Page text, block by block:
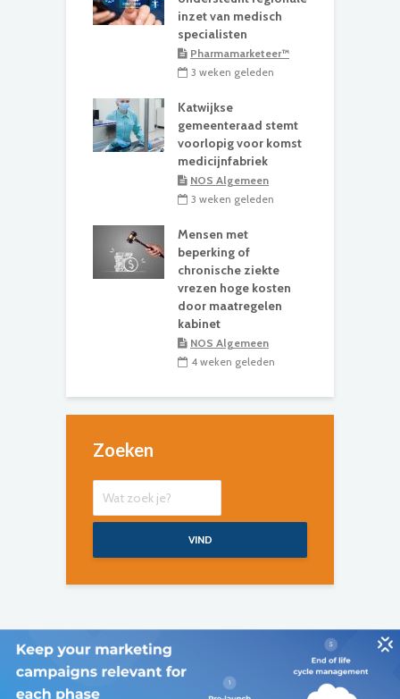
inzet van medisch
specialisten
Pharmamarketeer™
3 weken geleden
Katwijkse
gemeenteraad stemt
voorlopig voor komst
medicijnfabriek
NOS Algemeen
3 weken geleden
Mensen met
beperking of
chronische ziekte
vrezen hoge kosten
door maatregelen
kabinet
NOS Algemeen
4 weken geleden
Zoeken
VIND